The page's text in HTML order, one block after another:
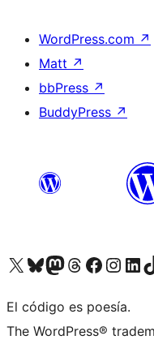
WordPress.com ↗
Matt ↗
bbPress ↗
BuddyPress ↗
Visit our X (formerly Twitter) account
Visit our Bluesky account
Visit our Mastodon account
Visit our Threads account
Visit our Facebook page
Visit ourVisit our
El código es poesía.
The WordPress®